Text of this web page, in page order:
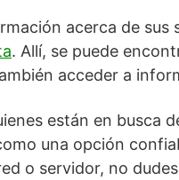
acerca de
. Allí, se puede
acceder a
están en busca
una opción
o servidor, no